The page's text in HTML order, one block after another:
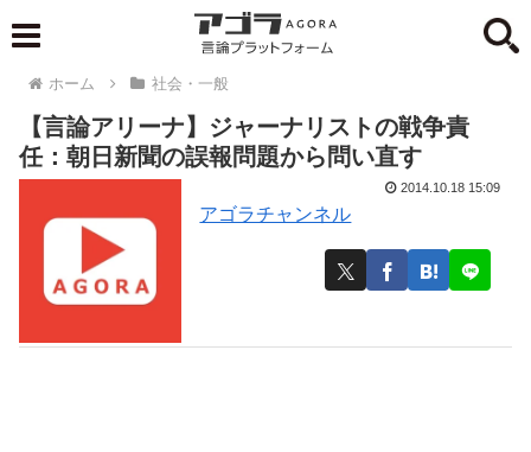
ホーム 社会・一般
【言論アリーナ】ジャーナリストの戦争責
任：朝日新聞の誤報問題から問い直す
アゴラチャンネル
2014.10.18 15:09